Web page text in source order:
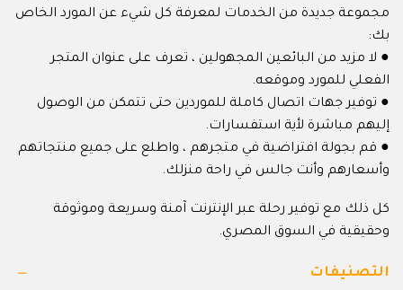
مجموعة جديدة من الخدمات لمعرفة كل شيء عن المورد الخاص
بك:
● لا مزيد من البائعين المجهولين ، تعرف على عنوان المتجر
الفعلي للمورد وموقعه.
● توفير جهات اتصال كاملة للموردين حتى تتمكن من الوصول
إليهم مباشرة لأية استفسارات.
● قم بجولة افتراضية في متجرهم ، واطلع على جميع منتجاتهم
وأسعارهم وأنت جالس في راحة منزلك.
كل ذلك مع توفير رحلة عبر الإنترنت آمنة وسريعة وموثوقة
وحقيقية في السوق المصري.
التصنيفات